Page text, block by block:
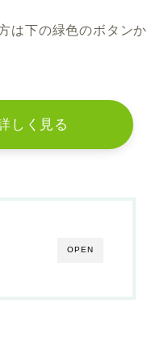
は下の緑色のボタンか
しく見る
OPEN